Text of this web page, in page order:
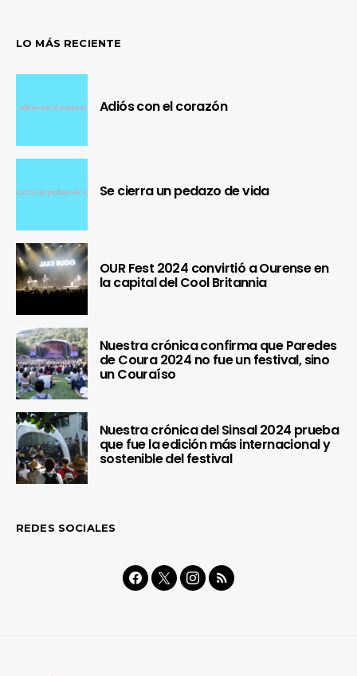
LO MÁS RECIENTE
Adiós con el corazón
Se cierra un pedazo de vida
OUR Fest 2024 convirtió a Ourense en
la capital del Cool Britannia
Nuestra crónica confirma que Paredes
de Coura 2024 no fue un festival, sino
un Couraíso
Nuestra crónica del Sinsal 2024 prueba
que fue la edición más internacional y
sostenible del festival
REDES SOCIALES